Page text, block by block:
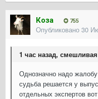
Коза 755
Опубликовано 30
1 час назад, смешливая
Однозначно надо
судьба решается у
отдельных экспертов